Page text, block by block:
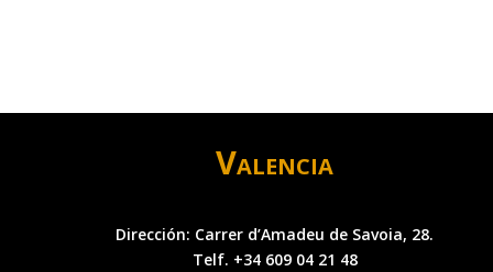
Valencia
Dirección: Carrer d’Amadeu de Savoia, 28.
Telf. +34 609 04 21 48